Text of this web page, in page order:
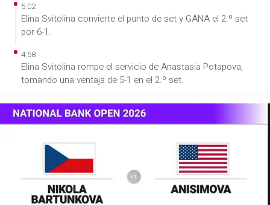
5:02
Elina Svitolina convierte el punto de set y GANA el 2.º set
por 6-1.
4:58
Elina Svitolina rompe el servicio de Anastasia Potapova,
tomando una ventaja de 5-1 en el 2.º set.